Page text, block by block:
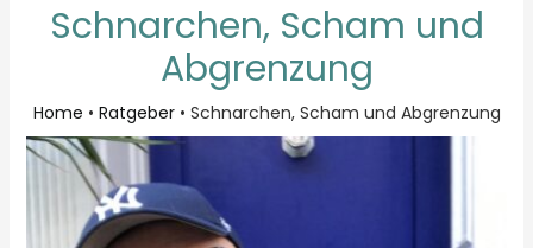
Schnarchen, Scham und
Abgrenzung
Home • Ratgeber• Schnarchen, Scham und Abgrenzung